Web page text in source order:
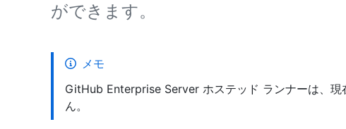
ができます。
メモ
GitHub Enterprise Server ホステッド ランナーは、
ん。